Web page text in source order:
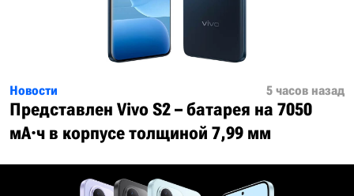
Новости 5 часов назад
Представлен Vivo S2 – батарея на 7050
мА·ч в корпусе толщиной 7,99 мм